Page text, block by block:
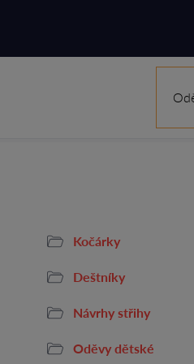
Kočárky
Deštníky
Návrhy střihy
Oděvy dětské